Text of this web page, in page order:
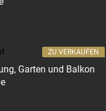
Garten und Balkon
ZU VERKAUFEN